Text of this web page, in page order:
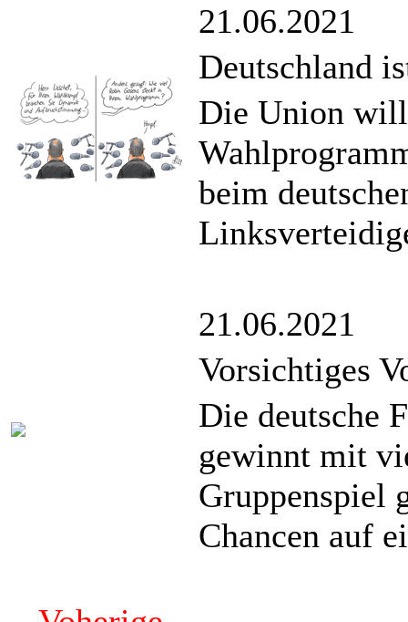
21.06.2021
Deutschland
Die Union
beim
21.06.2021
Vorsichtiges
Die deutsche
gewinnt mit
Gruppenspiel
Chancen auf